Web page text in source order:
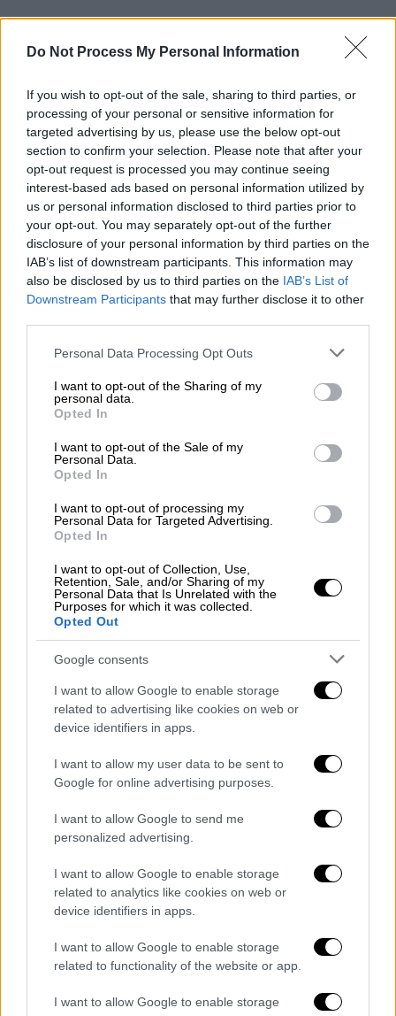
Do Not Process My Personal Information
If you wish to opt-out of the sale, sharing to third parties, or
processing of your personal or sensitive information for
targeted advertising by us, please use the below opt-out
section to confirm your selection. Please note that after your
opt-out request is processed you may continue seeing
interest-based ads based on personal information utilized by
us or personal information disclosed to third parties prior to
your opt-out. You may separately opt-out of the further
disclosure of your personal information by third parties on the
IAB’s list of downstream participants. This information may
also be disclosed by us to third parties on the IAB’s List of
Downstream Participants that may further disclose it to other
Please note that this website/app uses one or more Google
not limited to your visit or usage behaviour. You may click to
grant or deny consent to Google and its third-party tags to
use your data for below specified purposes in below Google
consent section.
Personal Data Processing Opt Outs
I want to opt-out of the Sharing of my
personal data.
Opted In
I want to opt-out of the Sale of my
Personal Data.
Opted In
I want to opt-out of processing my
Personal Data for Targeted Advertising.
Opted In
I want to opt-out of Collection, Use,
Retention, Sale, and/or Sharing of my
Personal Data that Is Unrelated with the
Purposes for which it was collected.
Opted Out
Google consents
I want to allow Google to enable storage
related to advertising like cookies on web or
device identifiers in apps.
I want to allow my user data to be sent to
Google for online advertising purposes.
I want to allow Google to send me
personalized advertising.
I want to allow Google to enable storage
related to analytics like cookies on web or
device identifiers in apps.
I want to allow Google to enable storage
related to functionality of the website or app.
I want to allow Google to enable storage
Σε κάθε ευκαιρία φροντίζουμε, φίλες και
φίλοι, αυτό να το κάνουμε πράξη. Πριν από
στους συνταξιούχους μετά από 12 χρόνια.
Και επειδή αναγνωρίσαμε ότι υπήρχαν
συμπολίτες μας που λόγω της προσωπικής
διαφοράς που άλλοι θέσπισαν δεν είδαν
καμία αύξηση, θα δώσουμε έκτακτο επίδομα
από 200 έως 300 ευρώ, σε όλους όσοι δεν
πήραν αυξήσεις τον περασμένο Ιανουάριο.
Ταυτόχρονα, άνοιξε σήμερα η πλατφόρμα του
«Market Pass». Θα δώσουμε έκπτωση 10% σε
να απορροφήσουμε ένα σημαντικό μέρος των
αυξήσεων του εισαγόμενου πληθωρισμού.
Να μπείτε να κάνετε αίτηση όλες και όλοι
Με αυτό τον τρόπο αποδεικνύουμε αυτό το
πολίτες όταν αυτοί περνάνε δύσκολα. Και σε
αυτό το δρόμο, φίλες και φίλοι, θέλω να
γνωρίζετε ότι θα συνεχίσουμε. Θα σας λέμε
πάντα την αλήθεια, γιατί τη συμφωνία
αλήθειας την οποία υπογράψαμε το 2019
είμαι υπερήφανος γιατί την τηρήσαμε στο
ακέραιο.
Σας είχα πει εδώ, στο Περιστέρι, ότι θα
μειώσουμε τους φόρους για κάθε Ελληνίδα
και κάθε Έλληνα και μειώσαμε φόρους και
ασφαλιστικές εισφορές για όλες και για
όλους. Σας είχαμε πει ότι θα αυξήσουμε
κατώτατο μισθό και θα αυξηθεί και τρίτη
φορά, σημαντικά, την 1η Απριλίου.
Σας είχαμε πει ότι θα δρομολογήσουμε
πολλά έργα υποδομής, θα μετατρέψουμε την
Ελλάδα σε ένα μεγάλο εργοτάξιο και αυτό
κάνουμε πράξη.
Αλλά σας είχα υποσχεθεί, επίσης, μια Ελλάδα